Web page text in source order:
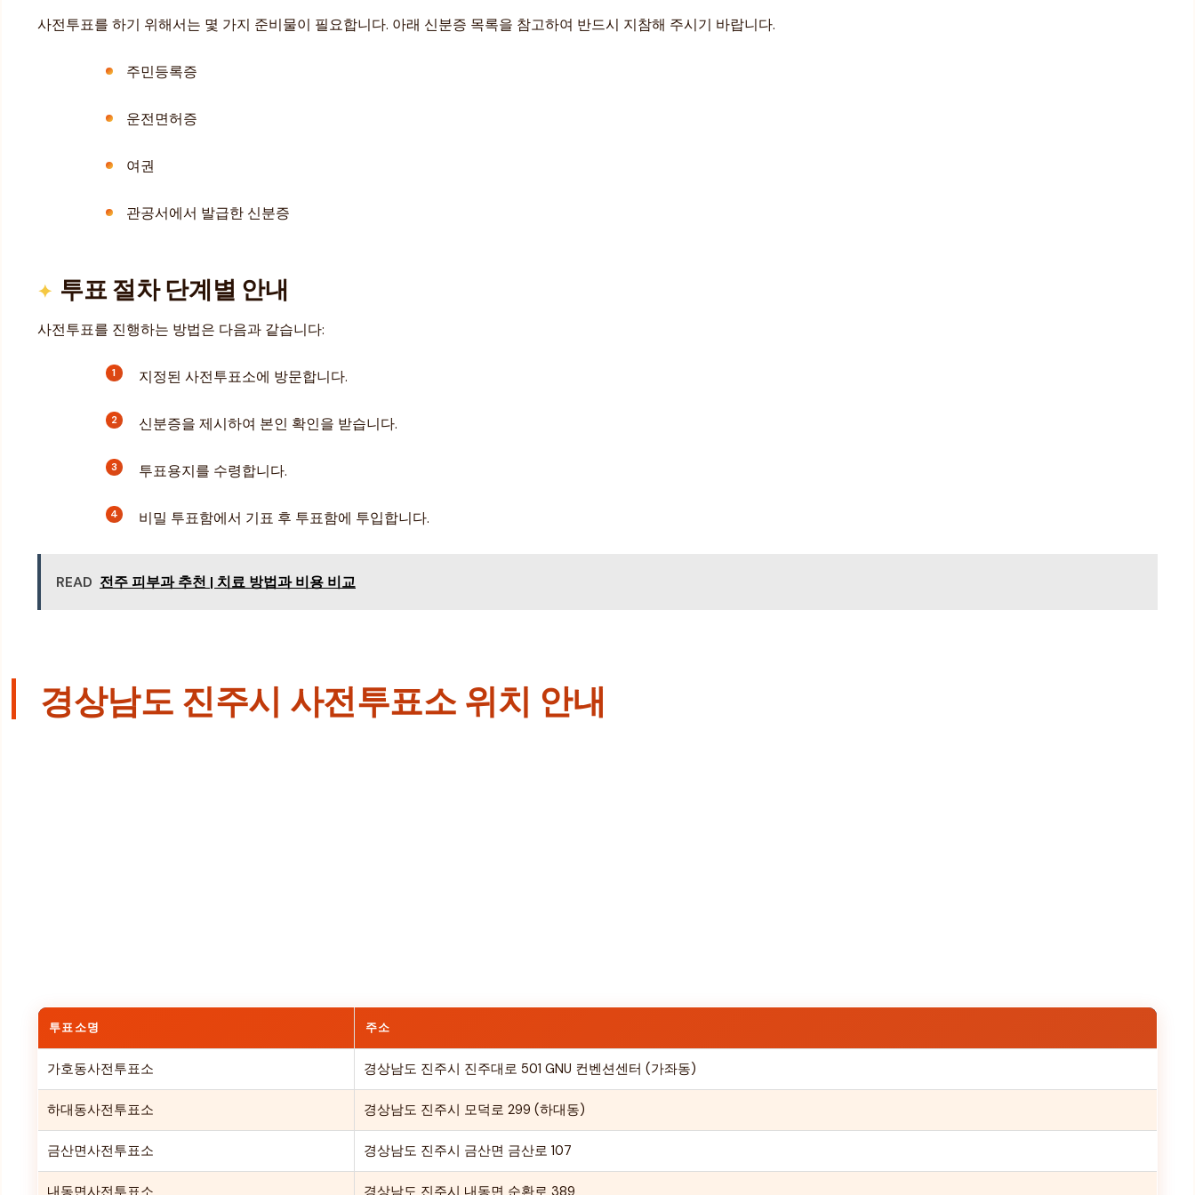
사전투표를 하기 위해서는 몇 가지 준비물이 필요합니다. 아래 신분증 목록을 참고하여 반드시 지참해 주시기 바랍니다.
주민등록증
운전면허증
여권
관공서에서 발급한 신분증
투표 절차 단계별 안내
사전투표를 진행하는 방법은 다음과 같습니다:
지정된 사전투표소에 방문합니다.
신분증을 제시하여 본인 확인을 받습니다.
투표용지를 수령합니다.
비밀 투표함에서 기표 후 투표함에 투입합니다.
READ 전주 피부과 추천 | 치료 방법과 비용 비교
경상남도 진주시 사전투표소 위치 안내
투표소명 주소
가호동사전투표소 경상남도 진주시 진주대로 501 GNU 컨벤션센터 (가좌동)
하대동사전투표소 경상남도 진주시 모덕로 299 (하대동)
금산면사전투표소 경상남도 진주시 금산면 금산로 107
내동면사전투표소 경상남도 진주시 내동면 순환로 389